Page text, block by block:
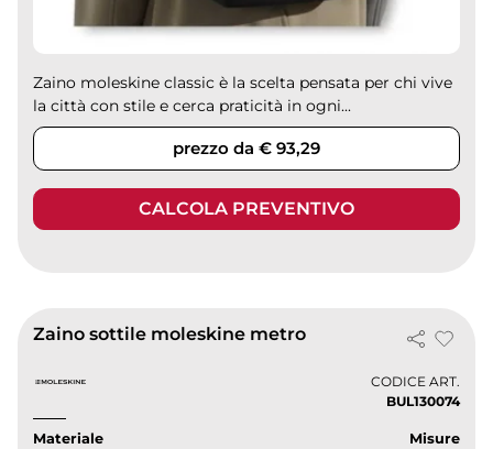
Zaino moleskine classic è la scelta pensata per chi vive
la città con stile e cerca praticità in ogni...
prezzo da € 93,29
CALCOLA PREVENTIVO
Zaino sottile moleskine metro
CODICE ART.
BUL130074
Materiale
Misure